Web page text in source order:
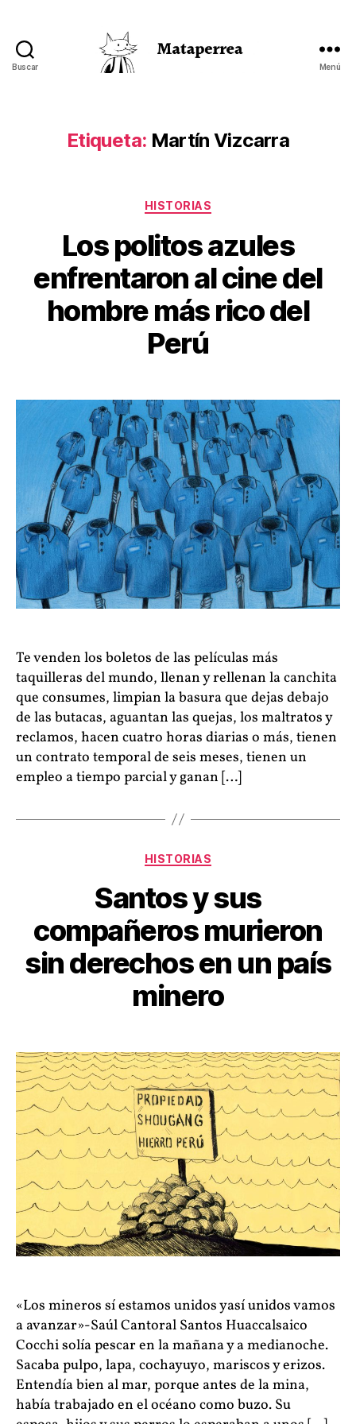
Buscar Menú
Etiqueta: Martín Vizcarra
Categorías
HISTORIAS
Los politos azules
enfrentaron al cine del
hombre más rico del
Perú
Te venden los boletos de las películas más
taquilleras del mundo, llenan y rellenan la canchita
que consumes, limpian la basura que dejas debajo
de las butacas, aguantan las quejas, los maltratos y
reclamos, hacen cuatro horas diarias o más, tienen
un contrato temporal de seis meses, tienen un
empleo a tiempo parcial y ganan […]
Categorías
HISTORIAS
Santos y sus
compañeros murieron
sin derechos en un país
minero
«Los mineros sí estamos unidos yasí unidos vamos
a avanzar»-Saúl Cantoral Santos Huaccalsaico
Cocchi solía pescar en la mañana y a medianoche.
Sacaba pulpo, lapa, cochayuyo, mariscos y erizos.
Entendía bien al mar, porque antes de la mina,
había trabajado en el océano como buzo. Su